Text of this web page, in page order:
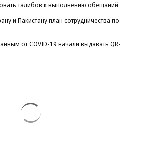
талибов к выполнению обещаний
и Пакистану план сотрудничества по
от COVID-19 начали выдавать QR-